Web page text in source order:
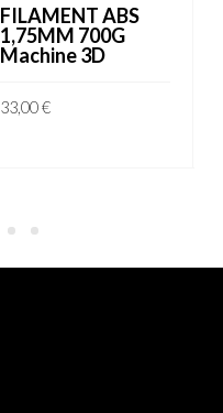
FILAMENT ABS
1,75MM 700G
Machine 3D
33,00€